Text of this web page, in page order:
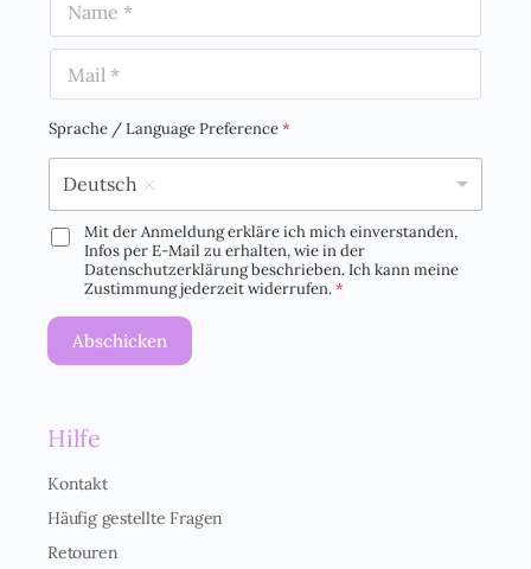
m
a
iSprache / Language Preference*
Deutsch
D
O
E
v
r
t
ä
Mit der Anmeldung erkläre ich mich einverstanden,
Infos per E-Mail zu erhalten, wie in der
Datenschutzerklärung beschrieben. Ich kann meine
Zustimmung jederzeit widerrufen.*
Abschicken
Hilfe
Kontakt
Häufig gestellte Fragen
Retouren